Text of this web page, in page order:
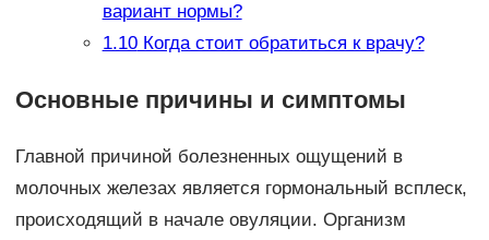
вариант нормы?
1.10Когда стоит обратиться к врачу?
Основные причины и симптомы
Главной причиной болезненных ощущений в
молочных железах является гормональный всплеск,
происходящий в начале овуляции. Организм